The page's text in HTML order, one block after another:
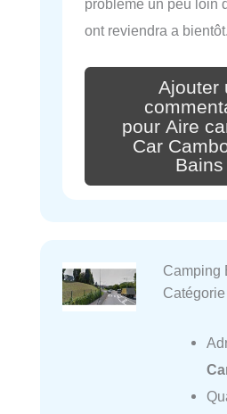
problème un peu loin
ont reviendra a bientôt.
Ajouter
pour Aire
Car
Bains
Camping
Catégorie